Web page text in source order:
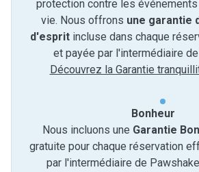
protection contre les
vie. Nous offrons une garantie
d'esprit incluse dans chaque
et payée par l'intermédiaire
Découvrez la Garantie
Bonheur
Nous incluons une Garantie
gratuite pour chaque réservation
par l'intermédiaire de